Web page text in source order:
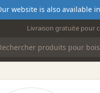
website is also available
Livraison gratuite pour